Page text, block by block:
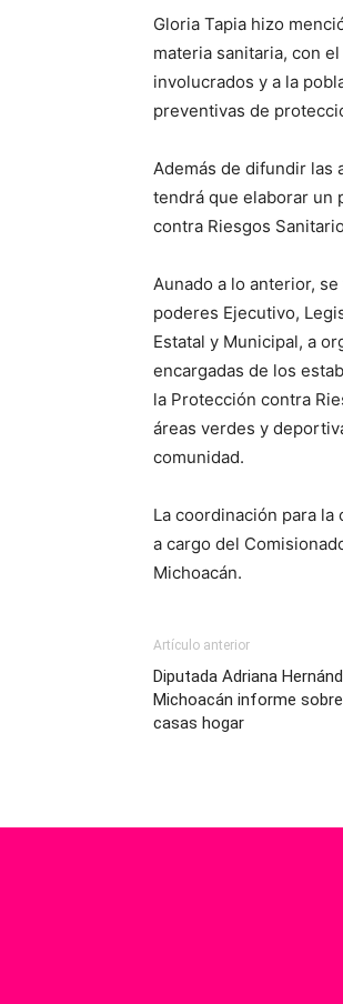
Gloria Tapia hizo
materia sanitaria, con
involucrados y a la
preventivas de
Además de difundir las
tendrá que elaborar un
contra Riesgos
Aunado a lo anterior,
poderes Ejecutivo,
Estatal y Municipal, a
encargadas de los
la Protección contra
áreas verdes y
comunidad.
La coordinación para
a cargo del
Michoacán.
Artículo anterior
Diputada Adriana
Michoacán informe
casas hogar